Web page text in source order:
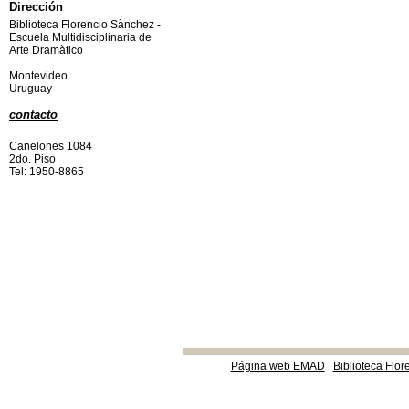
Página web EMAD Biblioteca
Dirección
Biblioteca Florencio Sànchez -
Escuela Multidisciplinaria de
Arte Dramàtico
Montevideo
Uruguay
contacto
Canelones 1084
2do. Piso
Tel: 1950-8865